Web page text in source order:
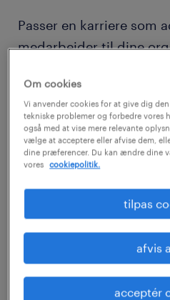
Passer en karriere som
medarbejder til dine
finde ud af, hvilke
kvalifikationer du skal
stilling som
Om cookies
Vi anvender cookies for at give dig
tekniske problemer og forbedre vores
også med at vise mere relevante
vælge at acceptere eller afvise dem,
dine præferencer. Du kan ændre dine
vores
cookiepolitik.
tilpas
afvis
acceptér